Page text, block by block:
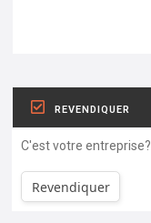
REVENDIQUER
C'est votre entreprise?
Revendiquer